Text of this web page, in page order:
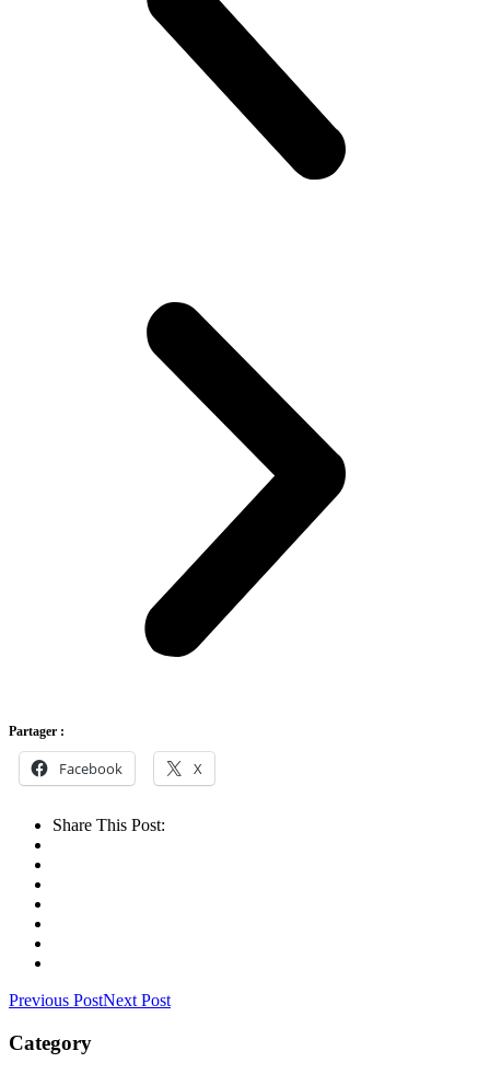
Partager :
Facebook X
Share This Post:
Previous PostNext Post
Category